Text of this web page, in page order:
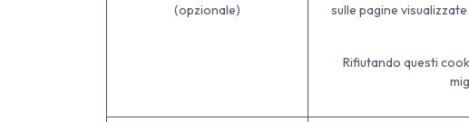
(opzionale)
sulle pagine
Rifiutando questi